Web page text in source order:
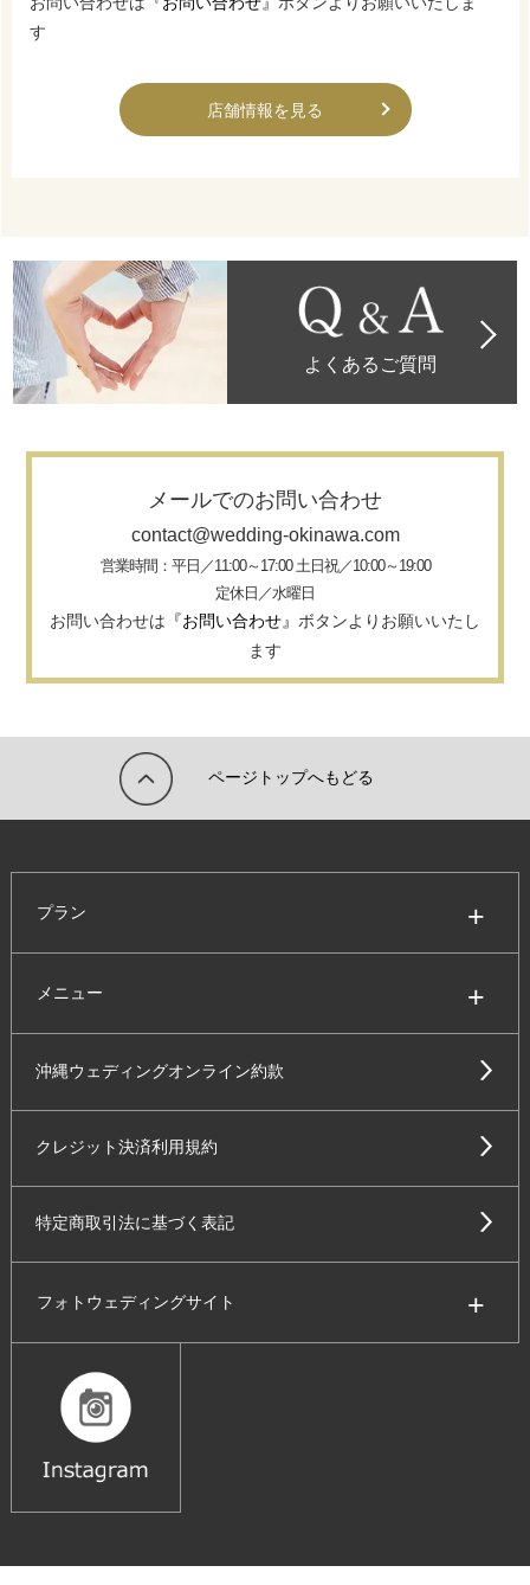
お問い合わせは 『お問い合わせ』 ボタンよりお願いいたしま
す
店舗情報を見る
よくあるご質問
メールでのお問い合わせ
contact@wedding-okinawa.com
営業時間：平日／11:00～17:00 土日祝／10:00～19:00
定休日／水曜日
お問い合わせは 『お問い合わせ』 ボタンよりお願いいたし
ます
ページトップへもどる
プラン
メニュー
沖縄ウェディングオンライン約款
クレジット決済利用規約
特定商取引法に基づく表記
フォトウェディングサイト